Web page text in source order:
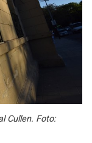
Cullen. Foto: